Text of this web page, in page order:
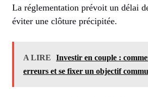
La réglementation prévoit un délai
éviter une clôture précipitée.
A LIRE
Investir en couple :
erreurs et se fixer un objectif